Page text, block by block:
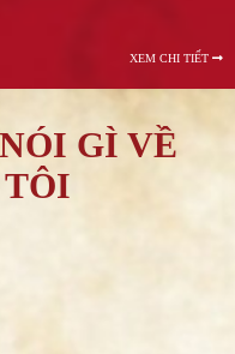
XEM CHI TIẾT
GÌ VỀ
TÔI